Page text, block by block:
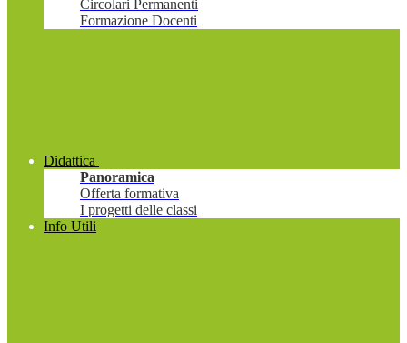
Circolari Permanenti
Formazione Docenti
Didattica
Panoramica
Offerta formativa
I progetti delle classi
Info Utili